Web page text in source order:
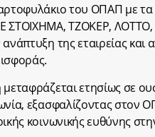
του ΟΠΑΠ με τα
ΣΤΟΙΧΗΜΑ, ΤΖΟΚΕΡ, ΛΟΤΤΟ,
της εταιρείας και
ετησίως σε
εξασφαλίζοντας στον
κοινωνικής ευθύνης